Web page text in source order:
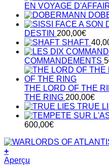
EN VOYAGE
DESTIN 200,00€
SHAFT
COMMANDEMENTS
THE LORD OF THE
THE RING 200,00€
TRUE
600,00€
+
Aperçu